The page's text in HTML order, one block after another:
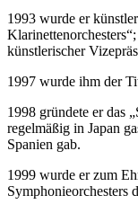
1993 wurde er
künstlerischer
1997 wurde ihm der
1998 gründete er das
regelmäßig in Japan
Spanien gab.
1999 wurde er zum
Symphonieorchesters